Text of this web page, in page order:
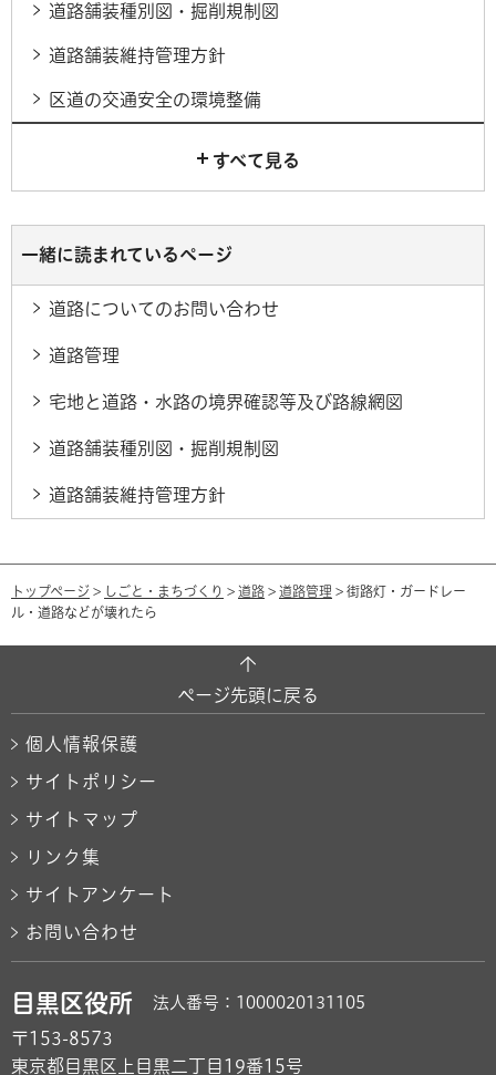
道路舗装種別図・掘削規制図
道路舗装維持管理方針
区道の交通安全の環境整備
すべて見る
一緒に読まれているページ
道路についてのお問い合わせ
道路管理
宅地と道路・水路の境界確認等及び路線網図
道路舗装種別図・掘削規制図
道路舗装維持管理方針
トップページ > しごと・まちづくり > 道路 > 道路管理 > 街路灯・ガードレー
ル・道路などが壊れたら
ページ先頭に戻る
個人情報保護
サイトポリシー
サイトマップ
リンク集
サイトアンケート
お問い合わせ
目黒区役所 法人番号：1000020131105
〒153-8573
東京都目黒区上目黒二丁目19番15号